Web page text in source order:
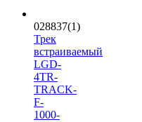
028837(1)
Трек
встраиваемый
LGD-
4TR-
TRACK-
F-
1000-